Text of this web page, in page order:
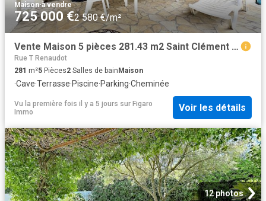
Maison·à vendre
725 000 €2 580 €/m²
Vente Maison 5 pièces 281.43 m2 Saint Clément de Rivière
Rue T Renaudot
281 m²5 Pièces2 Salles de bain Maison
·Cave·Terrasse·Piscine·Parking·Cheminée
Vu la première fois il y a 5 jours sur Figaro
Immo
Voir les détails
12 photos